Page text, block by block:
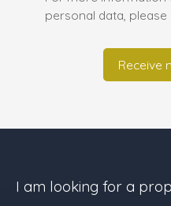
personal data, please
Receive
I am looking for a